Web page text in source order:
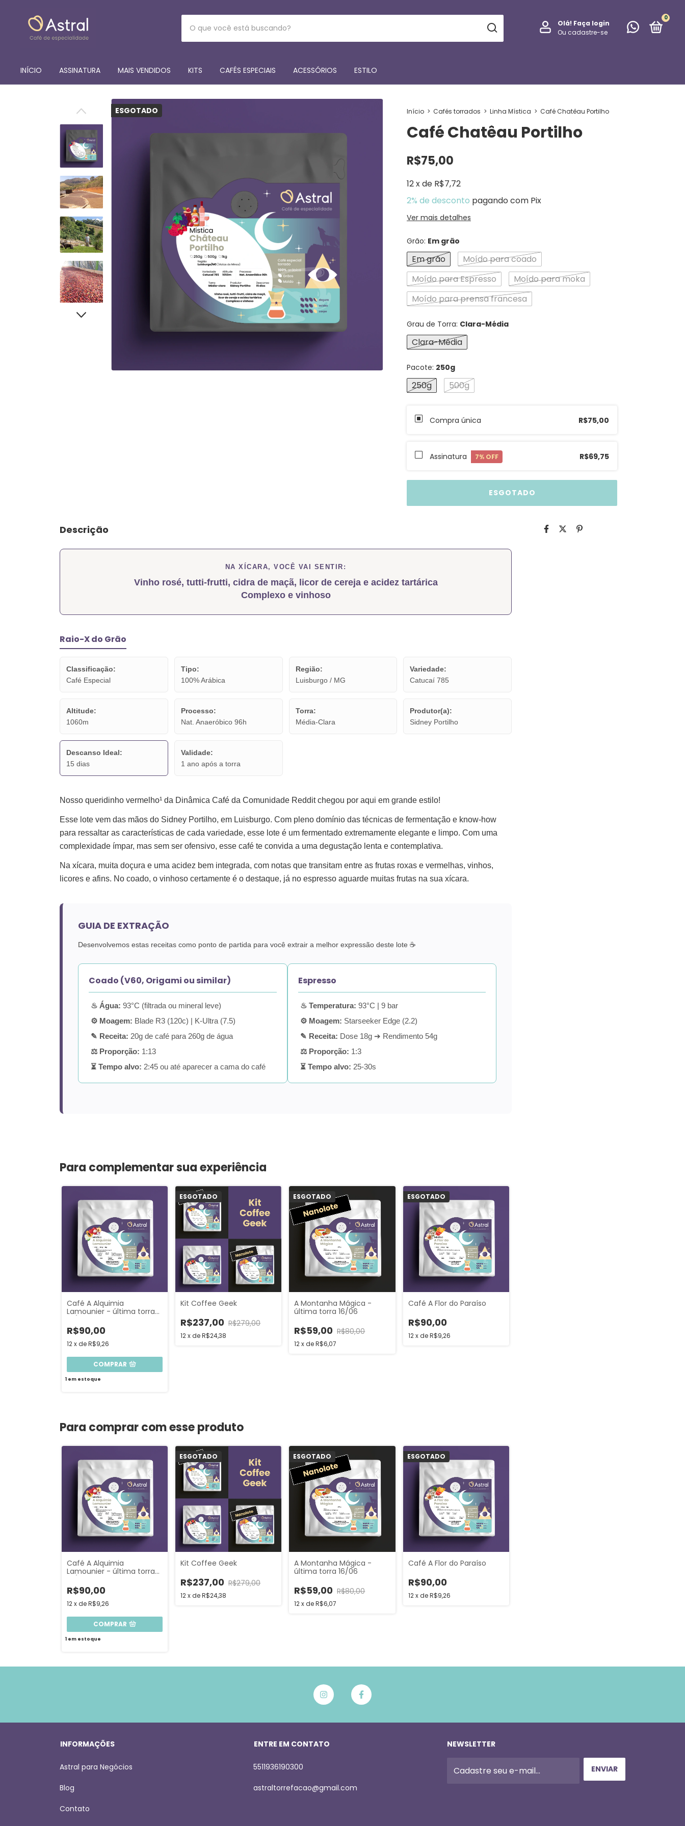
Olá! Faça login
Ou cadastre-se
0
INÍCIO ASSINATURA MAIS VENDIDOS KITS CAFÉS ESPECIAIS ACESSÓRIOS ESTILO
ESGOTADO Início > Cafés torrados > Linha Mística > Café Chatêau Portilho
Café Chatêau Portilho
R$75,00
12xde R$7,72
2% de desconto pagando com Pix
Ver mais detalhes
Grão: Em grão
Em grão
Moído para coado
Moído para Espresso
Moído para moka
Moído para prensa francesa
Grau de Torra: Clara-Média
Clara-Média
Pacote: 250g
250g 500g
Compra única R$75,00
Assinatura 7% OFF R$69,75
Descrição
NA XÍCARA, VOCÊ VAI SENTIR:
Vinho rosé, tutti-frutti, cidra de maçã, licor de cereja e acidez tartárica
Complexo e vinhoso
Raio-X do Grão
Classificação:
Café Especial
Tipo:
100% Arábica
Região:
Luisburgo / MG
Variedade:
Catucaí 785
Altitude:
1060m
Processo:
Nat. Anaeróbico 96h
Torra:
Média-Clara
Produtor(a):
Sidney Portilho
Descanso Ideal:
15 dias
Validade:
1 ano após a torra
Nosso queridinho vermelho¹ da Dinâmica Café da Comunidade Reddit chegou por aqui em grande estilo!
Esse lote vem das mãos do Sidney Portilho, em Luisburgo. Com pleno domínio das técnicas de fermentação e know-how
para ressaltar as características de cada variedade, esse lote é um fermentado extremamente elegante e limpo. Com uma
complexidade ímpar, mas sem ser ofensivo, esse café te convida a uma degustação lenta e contemplativa.
Na xícara, muita doçura e uma acidez bem integrada, com notas que transitam entre as frutas roxas e vermelhas, vinhos,
licores e afins. No coado, o vinhoso certamente é o destaque, já no espresso aguarde muitas frutas na sua xícara.
GUIA DE EXTRAÇÃO
Desenvolvemos estas receitas como ponto de partida para você extrair a melhor expressão deste lote ☕
Coado (V60, Origami ou similar)
♨ Água: 93°C (filtrada ou mineral leve)
⚙ Moagem: Blade R3 (120c) | K-Ultra (7.5)
✎ Receita: 20g de café para 260g de água
⚖ Proporção: 1:13
⏳ Tempo alvo: 2:45 ou até aparecer a cama do café
Espresso
♨ Temperatura: 93°C | 9 bar
⚙ Moagem: Starseeker Edge (2.2)
✎ Receita: Dose 18g ➔ Rendimento 54g
⚖ Proporção: 1:3
⏳ Tempo alvo: 25-30s
Para complementar sua experiência
Café A Alquimia
Lamounier - última torra
R$90,00
12xdeR$9,26
COMPRAR
1em estoque
ESGOTADO
Kit Coffee Geek
R$237,00 R$279,00
12xdeR$24,38
ESGOTADO
A Montanha Mágica -
última torra 16/06
R$59,00 R$80,00
12xdeR$6,07
ESGOTADO
Café A Flor do Paraíso
R$90,00
12 xdeR$9,26
Para comprar com esse produto
Café A Alquimia
Lamounier - última torra
R$90,00
12xdeR$9,26
COMPRAR
1 em estoque
ESGOTADO
Kit Coffee Geek
R$237,00 R$279,00
12xdeR$24,38
ESGOTADO
A Montanha Mágica -
última torra 16/06
R$59,00 R$80,00
12xdeR$6,07
ESGOTADO
Café A Flor do Paraíso
R$90,00
12 xdeR$9,26
INFORMAÇÕES
Astral para Negócios
Blog
Contato
ENTRE EM CONTATO
5511936190300
astraltorrefacao@gmail.com
NEWSLETTER